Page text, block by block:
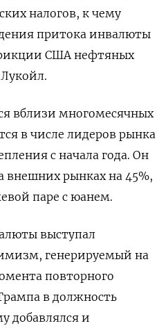
налогов, к чему
притока инвалюты
США нефтяных
вблизи многомесячных
в числе лидеров рынка
с начала года. Он
внешних рынках на 45%,
паре с юанем.
выступал
генерируемый на
повторного
в должность
добавлялся и